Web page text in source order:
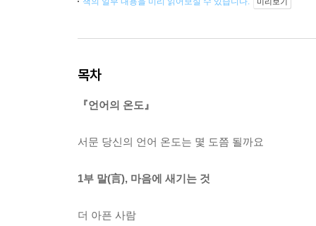
목차
『언어의 온도』
서문 당신의 언어 온도는 몇 도쯤 될까요
1부 말(言), 마음에 새기는 것
더 아픈 사람